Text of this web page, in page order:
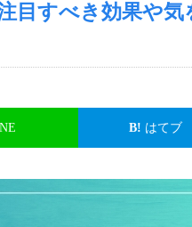
目すべき効果や気
はてブ